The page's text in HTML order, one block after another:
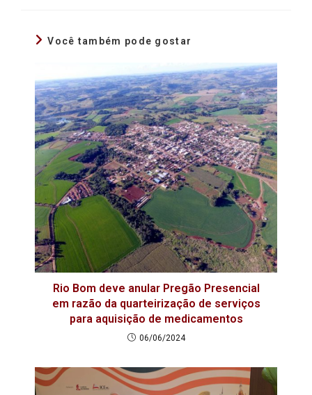
Você também pode gostar
Rio Bom deve anular Pregão Presencial
em razão da quarteirização de serviços
para aquisição de medicamentos
06/06/2024